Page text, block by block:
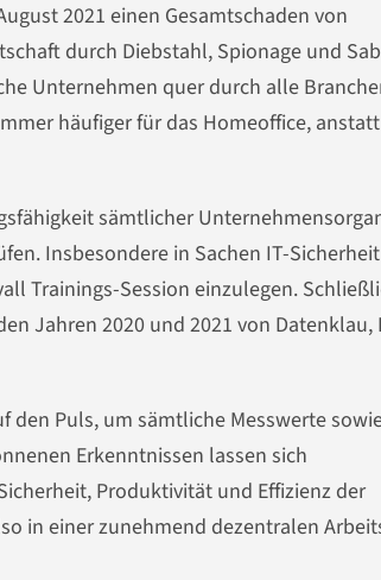
2021 einen Gesamtschaden von
durch Diebstahl, Spionage und
Unternehmen quer durch alle
häufiger für das Homeoffice,
sämtlicher
Insbesondere in Sachen IT-Sicherheit
Trainings-Session einzulegen.
Jahren 2020 und 2021 von Datenklau,
den Puls, um sämtliche Messwerte
Erkenntnissen lassen sich
Produktivität und Effizienz der
in einer zunehmend dezentralen